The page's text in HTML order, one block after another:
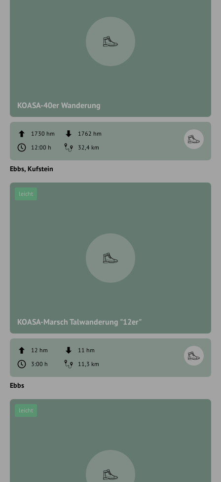
KOASA-40er Wanderung
1730 hm
1762 hm
12:00 h
32,4 km
Ebbs Kufstein
KOASA-Marsch Talwanderung "12er"
leicht
12 hm
11 hm
3:00 h
11,3 km
Ebbs
leicht